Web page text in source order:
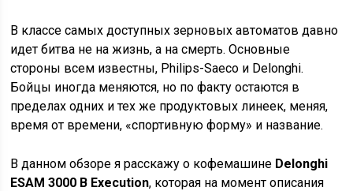
В классе самых доступных зерновых автоматов давно
идет битва не на жизнь, а на смерть. Основные
стороны всем известны, Philips-Saeco и Delonghi.
Бойцы иногда меняются, но по факту остаются в
пределах одних и тех же продуктовых линеек, меняя,
время от времени, «спортивную форму» и название.
В данном обзоре я расскажу о кофемашине Delonghi
ESAM 3000 B Execution, которая на момент описания